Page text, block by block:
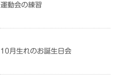
運動会の練習
10月生れのお誕生日会